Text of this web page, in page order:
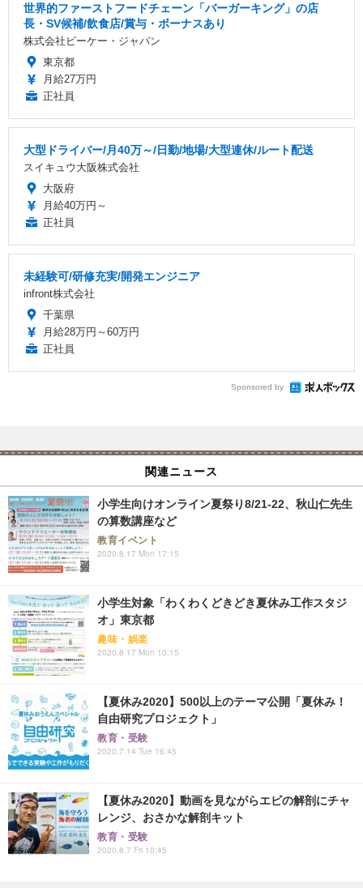
世界的ファーストフードチェーン「バーガーキング」の店
長・SV候補/飲食店/賞与・ボーナスあり
株式会社ビーケー・ジャパン
東京都
月給27万円
正社員
大型ドライバー/月40万～/日勤/地場/大型連休/ルート配送
スイキュウ大阪株式会社
大阪府
月給40万円～
正社員
未経験可/研修充実/開発エンジニア
infront株式会社
千葉県
月給28万円～60万円
正社員
Sponsored by
関連ニュース
小学生向けオンライン夏祭り8/21-22、秋山仁先生
の算数講座など
教育イベント
2020.8.17 Mon 17:15
小学生対象「わくわくどきどき夏休み工作スタジ
オ」東京都
趣味・娯楽
2020.8.17 Mon 10:15
【夏休み2020】500以上のテーマ公開「夏休み！
自由研究プロジェクト」
教育・受験
2020.7.14 Tue 16:45
【夏休み2020】動画を見ながらエビの解剖にチャ
レンジ、おさかな解剖キット
教育・受験
2020.8.7 Fri 10:45